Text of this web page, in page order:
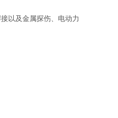
以及金属探伤、电动力